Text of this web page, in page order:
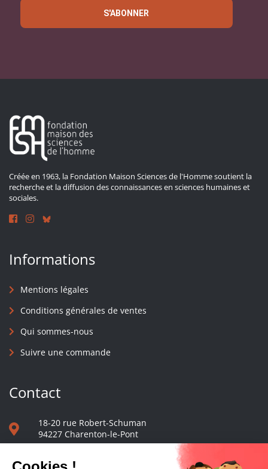
S'ABONNER
Créée en 1963, la Fondation Maison Sciences de l'Homme soutient la
recherche et la diffusion des connaissances en sciences humaines et
sociales.
Informations
Mentions légales
Conditions générales de ventes
Qui sommes-nous
Suivre une commande
Contact
18-20 rue Robert-Schuman
94227 Charenton-le-Pont